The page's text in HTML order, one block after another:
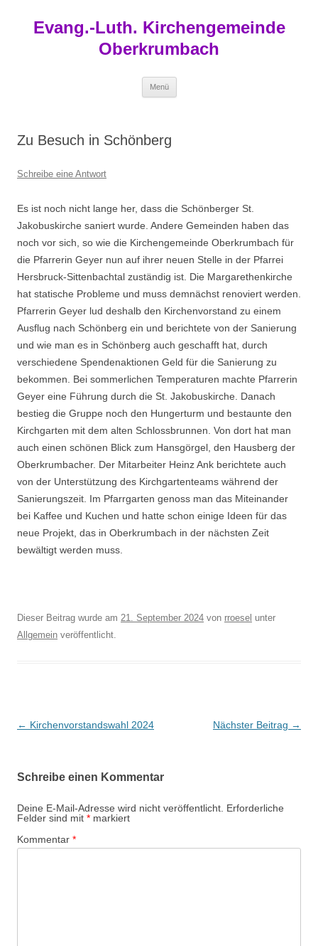
springen
Evang.-Luth. Kirchengemeinde
Oberkrumbach
Menü
Zu Besuch in Schönberg
Schreibe eine Antwort
Es ist noch nicht lange her, dass die Schönberger St.
Jakobuskirche saniert wurde. Andere Gemeinden haben das
noch vor sich, so wie die Kirchengemeinde Oberkrumbach für
die Pfarrerin Geyer nun auf ihrer neuen Stelle in der Pfarrei
Hersbruck-Sittenbachtal zuständig ist. Die Margarethenkirche
hat statische Probleme und muss demnächst renoviert werden.
Pfarrerin Geyer lud deshalb den Kirchenvorstand zu einem
Ausflug nach Schönberg ein und berichtete von der Sanierung
und wie man es in Schönberg auch geschafft hat, durch
verschiedene Spendenaktionen Geld für die Sanierung zu
bekommen. Bei sommerlichen Temperaturen machte Pfarrerin
Geyer eine Führung durch die St. Jakobuskirche. Danach
bestieg die Gruppe noch den Hungerturm und bestaunte den
Kirchgarten mit dem alten Schlossbrunnen. Von dort hat man
auch einen schönen Blick zum Hansgörgel, den Hausberg der
Oberkrumbacher. Der Mitarbeiter Heinz Ank berichtete auch
von der Unterstützung des Kirchgartenteams während der
Sanierungszeit. Im Pfarrgarten genoss man das Miteinander
bei Kaffee und Kuchen und hatte schon einige Ideen für das
neue Projekt, das in Oberkrumbach in der nächsten Zeit
bewältigt werden muss.
Dieser Beitrag wurde am 21. September 2024 von rroesel unter
Allgemein veröffentlicht.
Beitragsnavigation
← Kirchenvorstandswahl 2024 Nächster Beitrag →
Schreibe einen Kommentar
Deine E-Mail-Adresse wird nicht veröffentlicht. Erforderliche
Felder sind mit * markiert
Kommentar *